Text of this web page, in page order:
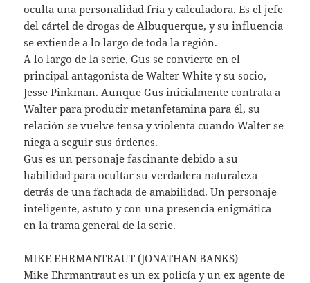
oculta una personalidad fría y calculadora. Es el jefe
del cártel de drogas de Albuquerque, y su influencia
se extiende a lo largo de toda la región.
A lo largo de la serie, Gus se convierte en el
principal antagonista de Walter White y su socio,
Jesse Pinkman. Aunque Gus inicialmente contrata a
Walter para producir metanfetamina para él, su
relación se vuelve tensa y violenta cuando Walter se
niega a seguir sus órdenes.
Gus es un personaje fascinante debido a su
habilidad para ocultar su verdadera naturaleza
detrás de una fachada de amabilidad. Un personaje
inteligente, astuto y con una presencia enigmática
en la trama general de la serie.
MIKE EHRMANTRAUT (JONATHAN BANKS)
Mike Ehrmantraut es un ex policía y un ex agente de